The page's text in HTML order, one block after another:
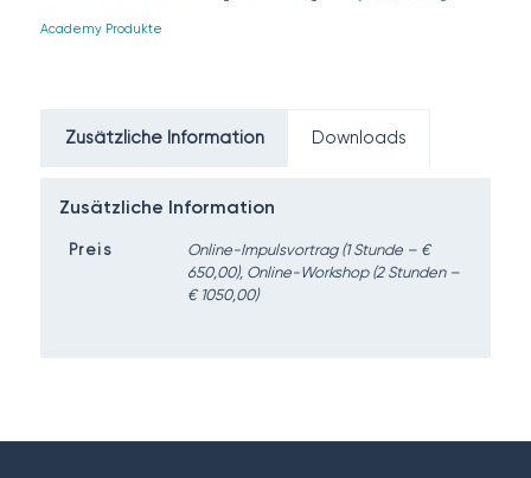
Academy Produkte
Zusätzliche Information Downloads
Zusätzliche Information
Preis
Online-Impulsvortrag (1 Stunde – €
650,00), Online-Workshop (2 Stunden –
€ 1050,00)